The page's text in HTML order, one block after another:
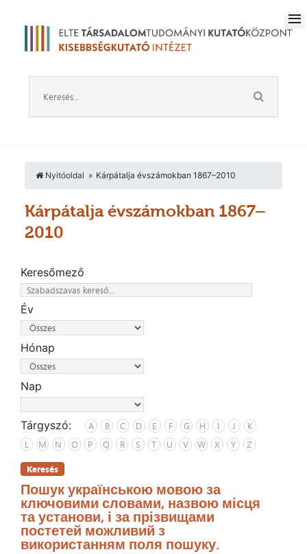
Nyitóoldal Kárpátalja évszámokban 1867–2010
Kárpátalja évszámokban 1867–
2010
Keresőmező
Év
Hónap
Nap
Tárgyszó: A B C D E F G H I J
K
L
M N O P Q R S T U V W X Y Z
Keresés
Пошук українською мовою за
ключовими словами, назвою місця
та установи, і за прізвищами
постетей можливий з
використанням поля пошуку.